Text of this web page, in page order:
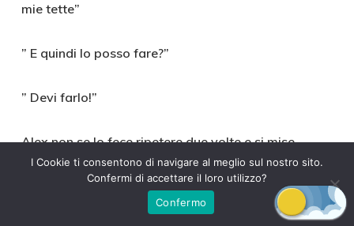
mie tette”
” E quindi lo posso fare?”
” Devi farlo!”
Alex non se lo fece ripetere due volte e si mise
all’opera dapprima abbassandole le spalline del
reggiseno, poi alzandole le coppe e infine sfilando
totalmente l’indumento con la collaborazione di
I Cookie ti consentono di navigare al meglio sul nostro sito.
Confermi di accettare il loro utilizzo?
Confermo